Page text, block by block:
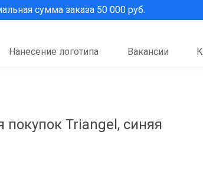
Вакансии
Нанесение логотипа
сумма заказа 50 000 руб.
покупок Triangel, синяя